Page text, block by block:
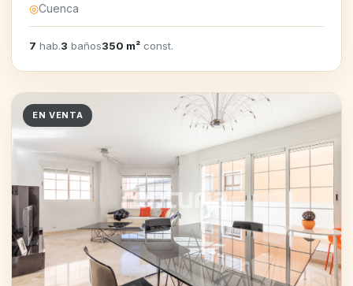
◎Cuenca
7 hab.3 baños350 m² const.
EN VENTA